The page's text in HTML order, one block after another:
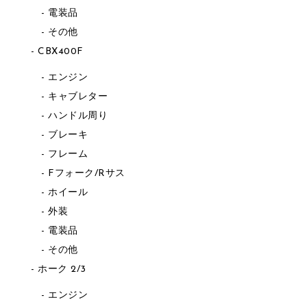
電装品
その他
CBX400F
エンジン
キャブレター
ハンドル周り
ブレーキ
フレーム
Fフォーク/Rサス
ホイール
外装
電装品
その他
ホーク 2/3
エンジン